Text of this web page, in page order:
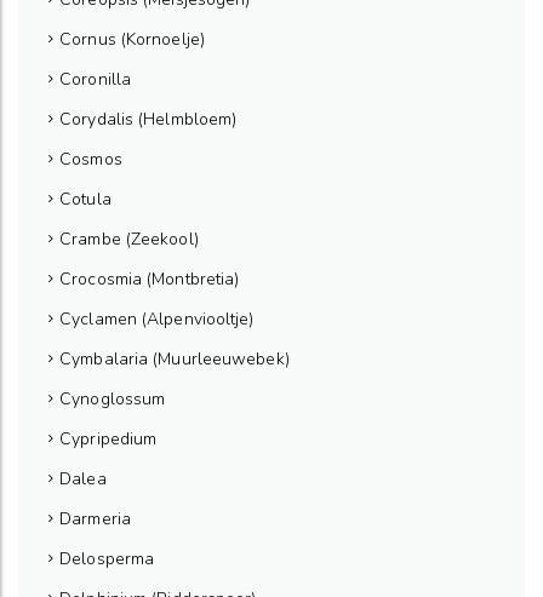
Cornus (Kornoelje)
Coronilla
Corydalis (Helmbloem)
Cosmos
Cotula
Crambe (Zeekool)
Crocosmia (Montbretia)
Cyclamen (Alpenviooltje)
Cymbalaria (Muurleeuwebek)
Cynoglossum
Cypripedium
Dalea
Darmeria
Delosperma